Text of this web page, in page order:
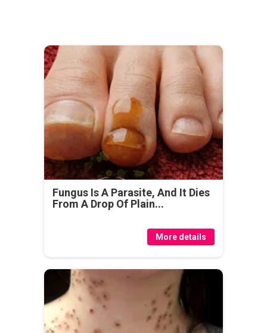
Fungus Is A Parasite, And It Dies
From A Drop Of Plain...
More details